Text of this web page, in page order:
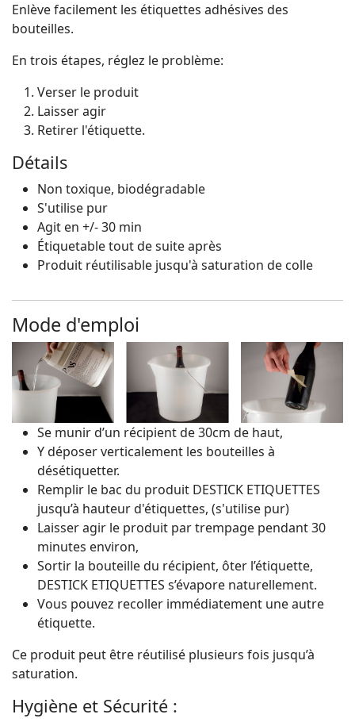
Enlève facilement les étiquettes adhésives des
bouteilles.
En trois étapes, réglez le problème:
Verser le produit
Laisser agir
Retirer l'étiquette.
Détails
Non toxique, biodégradable
S'utilise pur
Agit en +/- 30 min
Étiquetable tout de suite après
Produit réutilisable jusqu'à saturation de colle
Mode d'emploi
Se munir d’un récipient de 30cm de haut,
Y déposer verticalement les bouteilles à
désétiquetter.
Remplir le bac du produit DESTICK ETIQUETTES
jusqu’à hauteur d'étiquettes, (s'utilise pur)
Laisser agir le produit par trempage pendant 30
minutes environ,
Sortir la bouteille du récipient, ôter l’étiquette,
DESTICK ETIQUETTES s’évapore naturellement.
Vous pouvez recoller immédiatement une autre
étiquette.
Ce produit peut être réutilisé plusieurs fois jusqu’à
saturation.
Hygiène et Sécurité :